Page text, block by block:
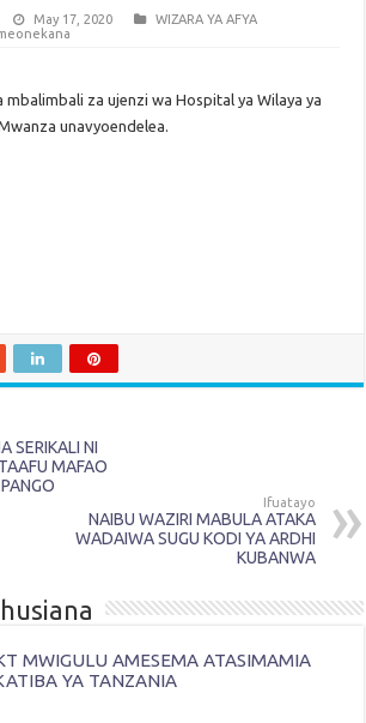
May 17, 2020
WIZARA YA AFYA
mbalimbali za ujenzi wa Hospital ya Wilaya ya
unavyoendelea.
SERIKALI NI
MAFAO
Ifuatayo
NAIBU WAZIRI MABULA ATAKA
WADAIWA SUGU KODI YA ARDHI
KUBANWA
MWIGULU AMESEMA ATASIMAMIA
YA TANZANIA